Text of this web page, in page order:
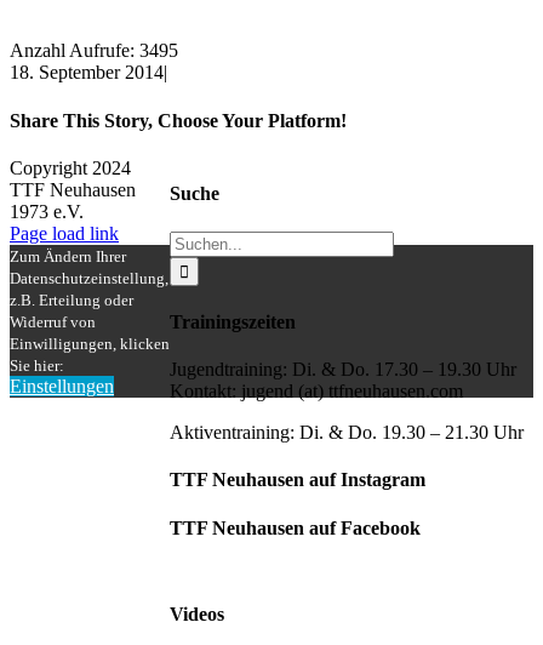
Anzahl Aufrufe: 3495
18. September 2014|
Share This Story, Choose Your Platform!
Facebook
X
Reddit
LinkedIn
WhatsApp
Tumblr
Pinterest
Vk
Xing
E-
Mail
Suche
Suche
nach:
Trainingszeiten
Jugendtraining: Di. & Do. 17.30 – 19.30 Uhr
Kontakt: jugend (at) ttfneuhausen.com
Aktiventraining: Di. & Do. 19.30 – 21.30 Uhr
TTF Neuhausen auf Instagram
TTF Neuhausen auf Facebook
Videos
Copyright 2024
TTF Neuhausen
1973 e.V.
Facebook
Instagram
Page load link
Zum Ändern Ihrer
Datenschutzeinstellung,
z.B. Erteilung oder
Widerruf von
Einwilligungen, klicken
Sie hier:
Einstellungen